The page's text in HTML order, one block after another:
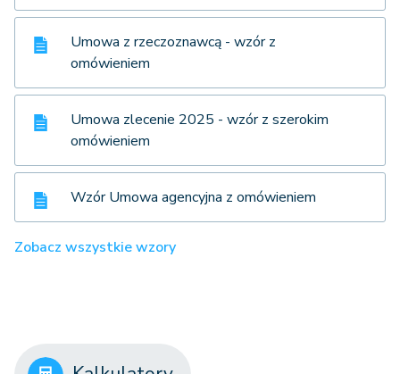
Umowa z rzeczoznawcą - wzór z
omówieniem
Umowa zlecenie 2025 - wzór z szerokim
omówieniem
Wzór Umowa agencyjna z omówieniem
Zobacz wszystkie wzory